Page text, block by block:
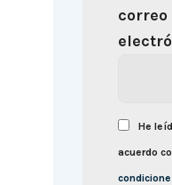
correo
He
acuerdo